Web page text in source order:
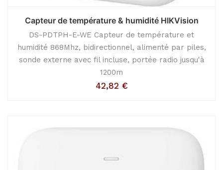
Capteur de température & humidité HIKVision
DS-PDTPH-E-WE Capteur de température et
humidité 868Mhz, bidirectionnel, alimenté par piles,
sonde externe avec fil incluse, portée radio jusqu'à
1200m
42,82 €